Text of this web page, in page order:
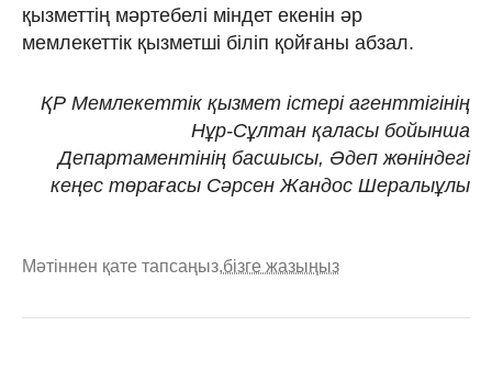
қызметтің мәртебелі міндет екенін әр
мемлекеттік қызметші біліп қойғаны абзал.
ҚР Мемлекеттік қызмет істері агенттігінің
Нұр-Сұлтан қаласы бойынша
Департаментінің басшысы, Әдеп жөніндегі
кеңес төрағасы Сәрсен Жандос Шералыұлы
Мәтіннен қате тапсаңыз,бізге жазыңыз